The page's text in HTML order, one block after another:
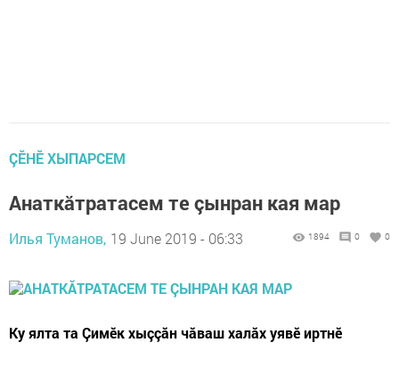
ÇӖНӖ ХЫПАРСЕМ
Анаткăтратасем те çынран кая мар
Илья Туманов, 19 June 2019 - 06:33 1894 0 0
Ку ялта та Çимӗк хыççăн чăваш халăх уявӗ иртнӗ